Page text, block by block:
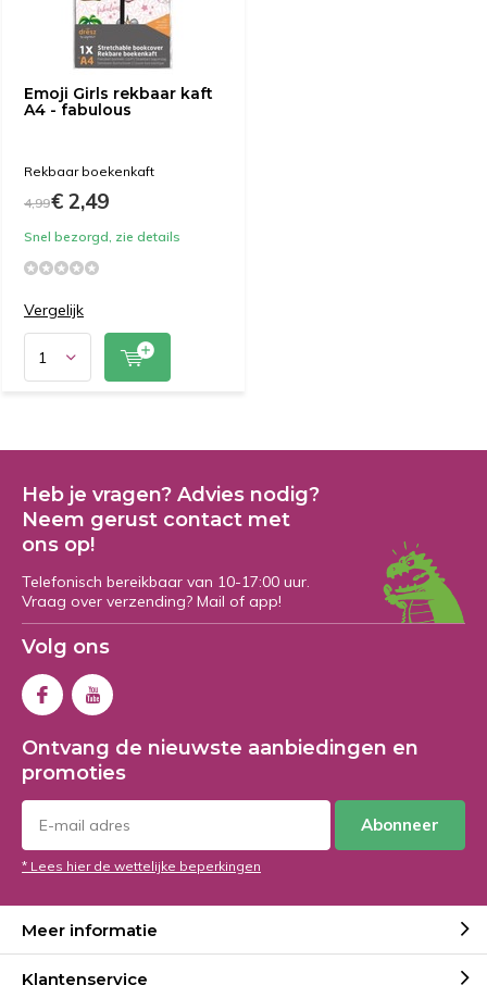
Emoji Girls rekbaar kaft
A4 - fabulous
Rekbaar boekenkaft
4,99€ 2,49
Snel bezorgd, zie details
Vergelijk
Heb je vragen? Advies nodig?
Neem gerust contact met
ons op!
Telefonisch bereikbaar van 10-17:00 uur.
Vraag over verzending? Mail of app!
Volg ons
Ontvang de nieuwste aanbiedingen en
promoties
Abonneer
* Lees hier de wettelijke beperkingen
Meer informatie
Klantenservice